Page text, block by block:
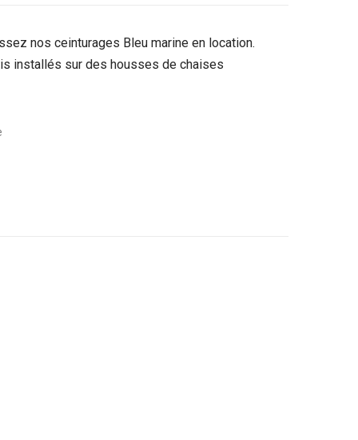
nos ceinturages Bleu marine en location.
installés sur des housses de chaises